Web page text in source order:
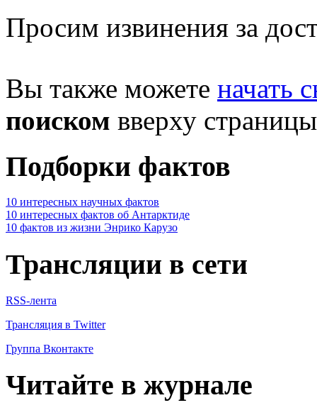
Просим извинения за
Вы также можете начать
поиском вверху
Подборки фактов
10 интересных научных фактов
10 интересных фактов об Антарктиде
10 фактов из жизни Энрико Карузо
Трансляции в сети
RSS-лента
Трансляция в Twitter
Группа Вконтакте
Читайте в журнале